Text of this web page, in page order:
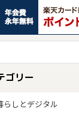
ゴリー
らしとデジタル